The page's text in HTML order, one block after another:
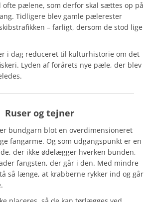
pælene, som derfor skal sættes op på
Tidligere blev gamle pælerester
– farligt, dersom de stod lige
i dag reduceret til kulturhistorie om det
Lyden af forårets nye pæle, der blev
Ruser og tejner
bundgarn blot en overdimensioneret
fangarme. Og som udgangspunkt er en
der ikke ødelægger hverken bunden,
fangsten, der går i den. Med mindre
så længe, at krabberne rykker ind og går